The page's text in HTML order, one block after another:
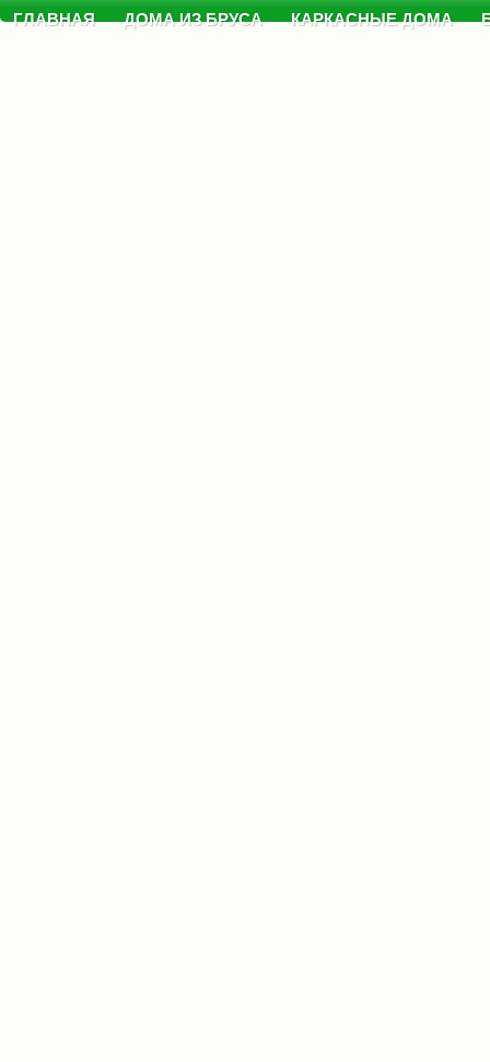
ГЛАВНАЯ
ДОМА ИЗ БРУСА КАРКАСНЫЕ ДОМА